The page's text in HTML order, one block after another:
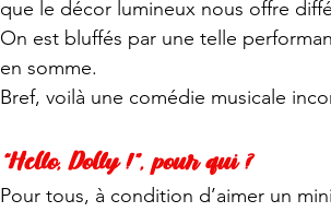
que le décor lumineux nous offre
On est bluffés par une telle
en somme.
Bref, voilà une comédie musicale
“Hello, Dolly !”, pour qui ?
Pour tous, à condition d’aimer un